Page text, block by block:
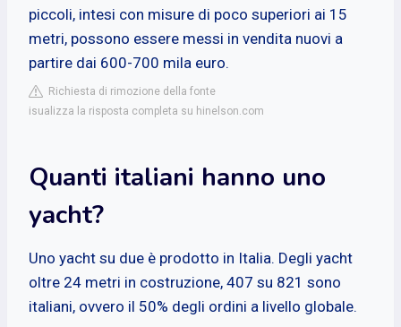
piccoli, intesi con misure di poco superiori ai 15
metri, possono essere messi in vendita nuovi a
partire dai 600-700 mila euro.
Richiesta di rimozione della fonte
isualizza la risposta completa su hinelson.com
Quanti italiani hanno uno
yacht?
Uno yacht su due è prodotto in Italia. Degli yacht
oltre 24 metri in costruzione, 407 su 821 sono
italiani, ovvero il 50% degli ordini a livello globale.